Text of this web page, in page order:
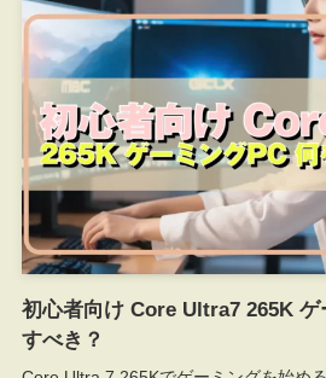
初心者向け Core Ultra7 265K ゲ
すべき？